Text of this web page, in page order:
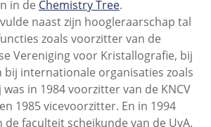
in de Chemistry Tree.
naast zijn hoogleraarschap tal
zoals voorzitter van de
Vereniging voor Kristallografie, bij
bij internationale organisaties zoals
was in 1984 voorzitter van de KNCV
1985 vicevoorzitter. En in 1994
de faculteit scheikunde van de UvA.